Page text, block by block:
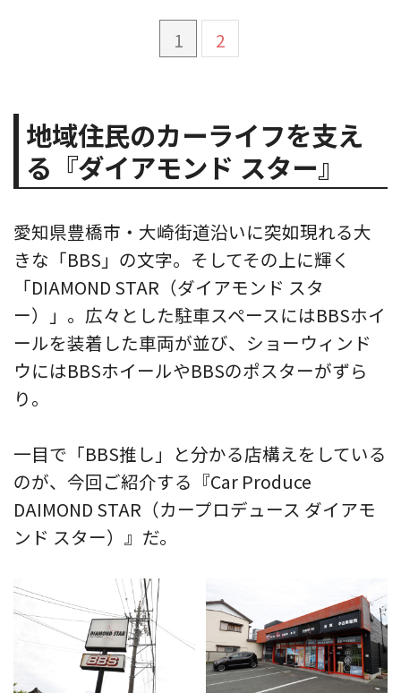
1 2
地域住民のカーライフを支え
る『ダイアモンド スター』
愛知県豊橋市・大崎街道沿いに突如現れる大
きな「BBS」の文字。そしてその上に輝く
「DIAMOND STAR（ダイアモンド スタ
ー）」。広々とした駐車スペースにはBBSホイ
ールを装着した車両が並び、ショーウィンド
ウにはBBSホイールやBBSのポスターがずら
り。
一目で「BBS推し」と分かる店構えをしている
のが、今回ご紹介する『Car Produce
DAIMOND STAR（カープロデュース ダイアモ
ンド スター）』だ。